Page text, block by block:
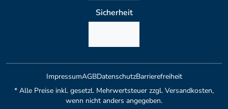
Sicherheit
ImpressumAGBDatenschutzBarrierefreiheit
* Alle Preise inkl. gesetzl. Mehrwertsteuer zzgl. Versandkosten,
wenn nicht anders angegeben.